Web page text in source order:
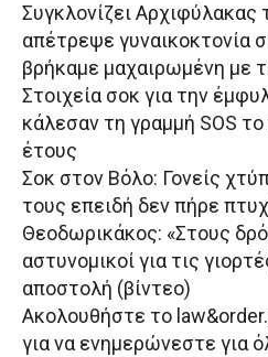
Συγκλονίζει Αρχιφύλακας
απέτρεψε γυναικοκτονία
βρήκαμε μαχαιρωμένη με
Στοιχεία σοκ για την
κάλεσαν τη γραμμή SOS
έτους
Σοκ στον Βόλο: Γονείς
τους επειδή δεν πήρε
Θεοδωρικάκος: «Στους
αστυνομικοί για τις
αποστολή (βίντεο)
Ακολουθήστε το
για να ενημερώνεστε για